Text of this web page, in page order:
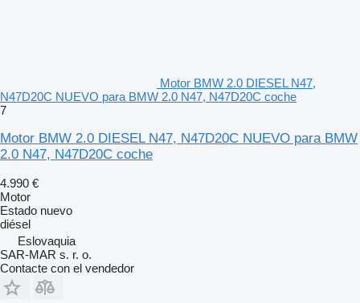
Motor BMW 2.0 DIESEL N47,
N47D20C NUEVO para BMW 2.0 N47, N47D20C coche
7
Motor BMW 2.0 DIESEL N47, N47D20C NUEVO para BMW
2.0 N47, N47D20C coche
4.990 €
Motor
Estado nuevo
diésel
Eslovaquia
SAR-MAR s. r. o.
Contacte con el vendedor